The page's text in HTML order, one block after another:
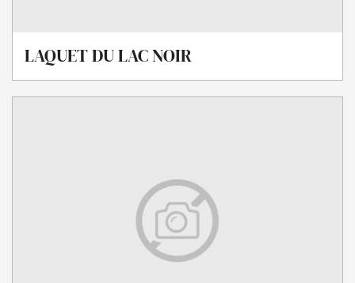
LAQUET DU LAC NOIR